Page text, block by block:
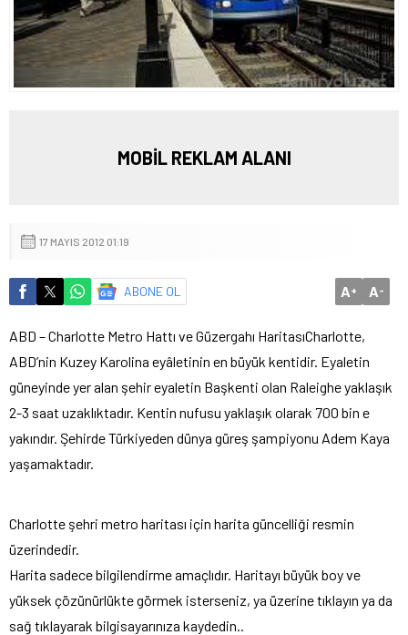
MOBİL REKLAM ALANI
17 MAYIS 2012 01:19
ABONE OL A+ A-
ABD – Charlotte Metro Hattı ve Güzergahı HaritasıCharlotte,
ABD’nin Kuzey Karolina eyâletinin en büyük kentidir. Eyaletin
güneyinde yer alan şehir eyaletin Başkenti olan Raleighe yaklaşık
2-3 saat uzaklıktadır. Kentin nufusu yaklaşık olarak 700 bin e
yakındır. Şehirde Türkiyeden dünya güreş şampiyonu Adem Kaya
yaşamaktadır.
Charlotte şehri metro haritası için harita güncelliği resmin
üzerindedir.
Harita sadece bilgilendirme amaçlıdır. Haritayı büyük boy ve
yüksek çözünürlükte görmek isterseniz, ya üzerine tıklayın ya da
sağ tıklayarak bilgisayarınıza kaydedin..